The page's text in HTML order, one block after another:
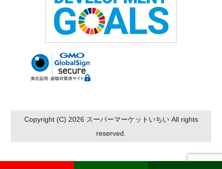
Copyright (C) 2026 スーパーマーケットいちい All rights
reserved.